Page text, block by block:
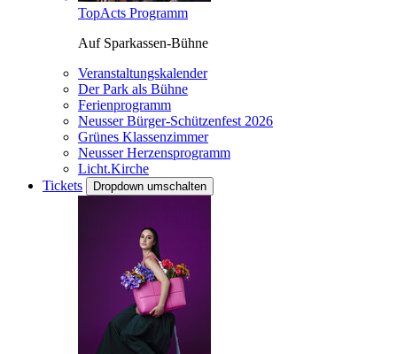
TopActs Programm
Auf Sparkassen-Bühne
Veranstaltungskalender
Der Park als Bühne
Ferienprogramm
Neusser Bürger-Schützenfest 2026
Grünes Klassenzimmer
Neusser Herzensprogramm
Licht.Kirche
Tickets
Dropdown umschalten